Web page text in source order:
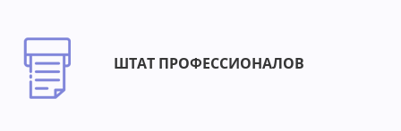
ШТАТ ПРОФЕССИОНАЛОВ